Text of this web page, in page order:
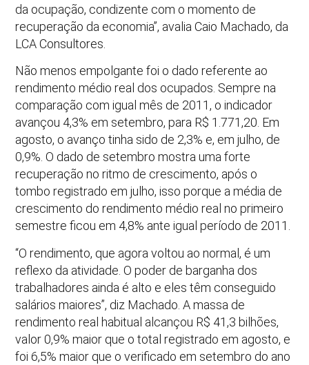
da ocupação, condizente com o momento de
recuperação da economia”, avalia Caio Machado, da
LCA Consultores.
Não menos empolgante foi o dado referente ao
rendimento médio real dos ocupados. Sempre na
comparação com igual mês de 2011, o indicador
avançou 4,3% em setembro, para R$ 1.771,20. Em
agosto, o avanço tinha sido de 2,3% e, em julho, de
0,9%. O dado de setembro mostra uma forte
recuperação no ritmo de crescimento, após o
tombo registrado em julho, isso porque a média de
crescimento do rendimento médio real no primeiro
semestre ficou em 4,8% ante igual período de 2011.
“O rendimento, que agora voltou ao normal, é um
reflexo da atividade. O poder de barganha dos
trabalhadores ainda é alto e eles têm conseguido
salários maiores”, diz Machado. A massa de
rendimento real habitual alcançou R$ 41,3 bilhões,
valor 0,9% maior que o total registrado em agosto, e
foi 6,5% maior que o verificado em setembro do ano